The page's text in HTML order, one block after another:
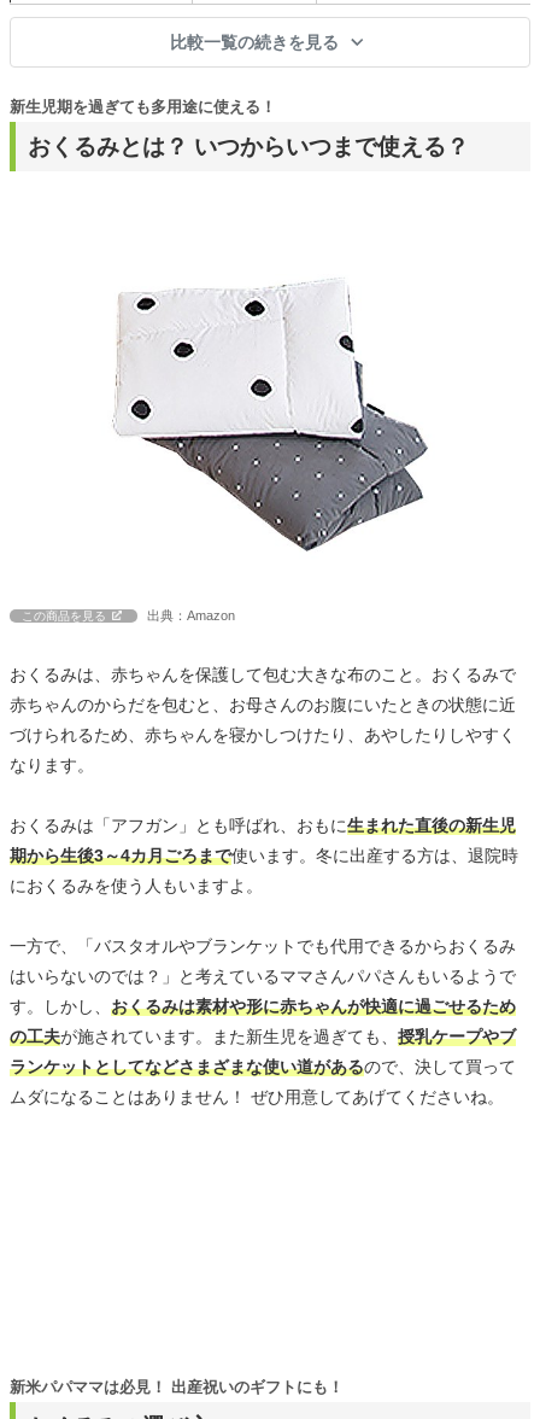
比較一覧の続きを見る
おくるみとは？ いつからいつまで使える？
新生児期を過ぎても多用途に使える！
この商品を見る 出典：Amazon
おくるみは、赤ちゃんを保護して包む大きな布のこと。おくるみで
赤ちゃんのからだを包むと、お母さんのお腹にいたときの状態に近
づけられるため、赤ちゃんを寝かしつけたり、あやしたりしやすく
なります。
おくるみは「アフガン」とも呼ばれ、おもに生まれた直後の新生児
期から生後3～4カ月ごろまで使います。冬に出産する方は、退院時
におくるみを使う人もいますよ。
一方で、「バスタオルやブランケットでも代用できるからおくるみ
はいらないのでは？」と考えているママさんパパさんもいるようで
す。しかし、 おくるみは素材や形に赤ちゃんが快適に過ごせるため
の工夫が施されています。また新生児を過ぎても、 授乳ケープやブ
ランケットとしてなどさまざまな使い道があるので、決して買って
ムダになることはありません！ ぜひ用意してあげてくださいね。
新米パパママは必見！ 出産祝いのギフトにも！